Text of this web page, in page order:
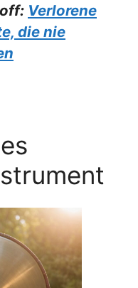
Verlorene
die nie